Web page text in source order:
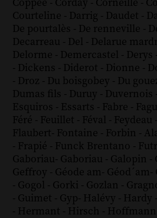
Coppée - Corday - Corneille -
Courteline - Darrig - Daudet -
De pourtalès - De renneville -
Decarreau - Del - Delarue
Delorme - Demercastel - Derys -
- Dickens - Diderot - Dionne -
- Droz - Du boisgobey - Du
Dumas fils - Duruy - Duvernois -
Esquiros - Essarts - Fabre -
Féré - Feuillet - Féval - Feydeau -
Flaubert- Fontaine - Forbin -
- Frapié - Funck Brentano -
Gaboriau- Gaboriau - Galopin -
Geffroy - Géode am- Géod´am-
- Gogol - Gorki - Gozlan -
- Guimet - Gyp- Halévy - Hardy -
- Hermant - Hirsch - Hoffmann